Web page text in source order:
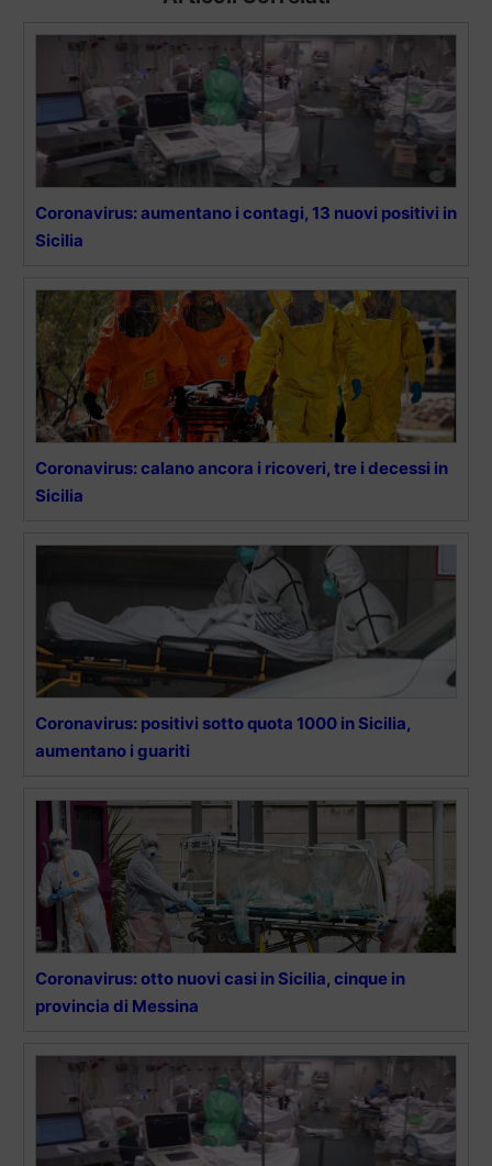
Coronavirus: aumentano i contagi, 13 nuovi positivi in
Sicilia
Coronavirus: calano ancora i ricoveri, tre i decessi in
Sicilia
Coronavirus: positivi sotto quota 1000 in Sicilia,
aumentano i guariti
Coronavirus: otto nuovi casi in Sicilia, cinque in
provincia di Messina